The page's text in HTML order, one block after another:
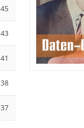
45
43
41
38
37